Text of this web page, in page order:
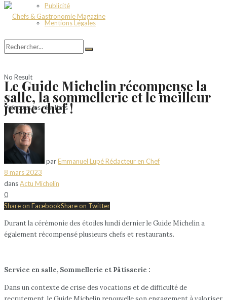
Publicité
Mentions Légales
No Result
Voir tous les résultats
Le Guide Michelin récompense la
salle, la sommellerie et le meilleur
jeune chef !
parEmmanuel Lupé Rédacteur en Chef
8 mars 2023
dansActu Michelin
0
Share on FacebookShare on Twitter
Durant la cérémonie des étoiles lundi dernier le Guide Michelin a
également récompensé plusieurs chefs et restaurants.
Service en salle, Sommellerie et Pâtisserie :
Dans un contexte de crise des vocations et de difficulté de